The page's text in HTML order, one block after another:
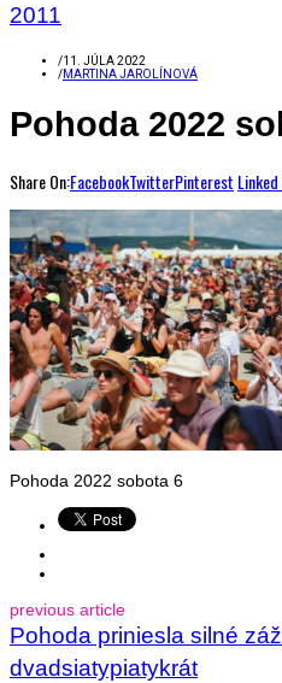
2011
/11. JÚLA 2022
/MARTINA JAROLÍNOVÁ
Pohoda 2022
Share On:FacebookTwitterPinterest
Pohoda 2022 sobota 6
previous article
Pohoda priniesla silné
dvadsiatypiatykrát